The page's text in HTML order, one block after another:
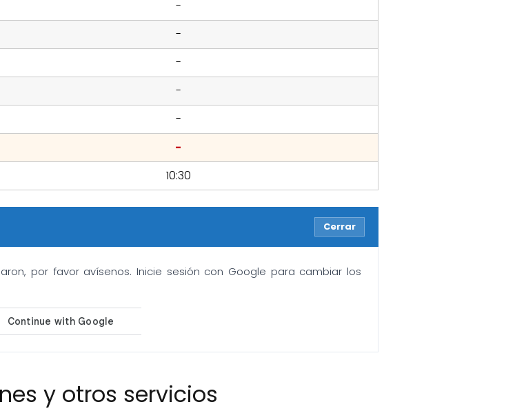
-
-
-
-
-
-
10:30
Cerrar
por favor avísenos. Inicie sesión con Google para cambiar los
y otros servicios